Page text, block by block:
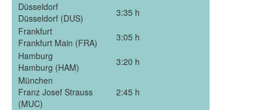
Düsseldorf
Düsseldorf (DUS)
3:35 h
Frankfurt
Frankfurt Main (FRA)
3:05 h
Hamburg
Hamburg (HAM)
3:20 h
München
Franz Josef Strauss
(MUC)
2:45 h